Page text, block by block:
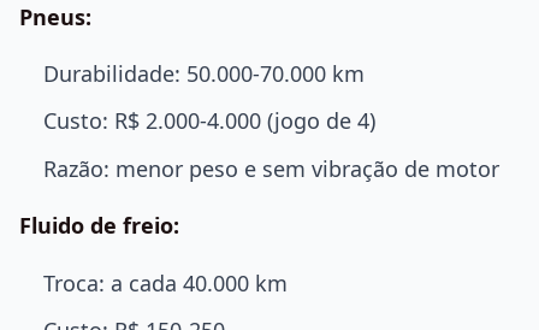
Pneus:
Durabilidade: 50.000-70.000 km
Custo: R$ 2.000-4.000 (jogo de 4)
Razão: menor peso e sem vibração de motor
Fluido de freio:
Troca: a cada 40.000 km